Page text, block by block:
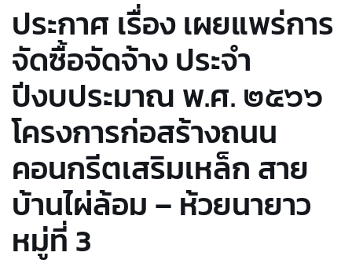
ประกาศ เรื่อง เผยแพร่การ
จัดซื้อจัดจ้าง ประจำ
ปีงบประมาณ พ.ศ. ๒๕๖๖
โครงการก่อสร้างถนน
คอนกรีตเสริมเหล็ก สาย
บ้านไผ่ล้อม – ห้วยนายาว
หมู่ที่ 3